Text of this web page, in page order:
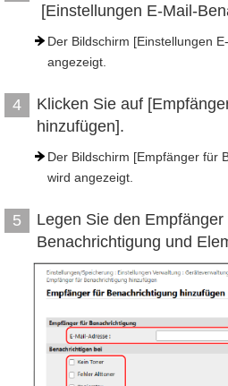
[Einstellungen E-Mail-
Der Bildschirm [Einstellungen
angezeigt.
4
Klicken Sie auf
hinzufügen].
Der Bildschirm [Empfänger für
wird angezeigt.
5
Legen Sie den Empfänger
Benachrichtigung und